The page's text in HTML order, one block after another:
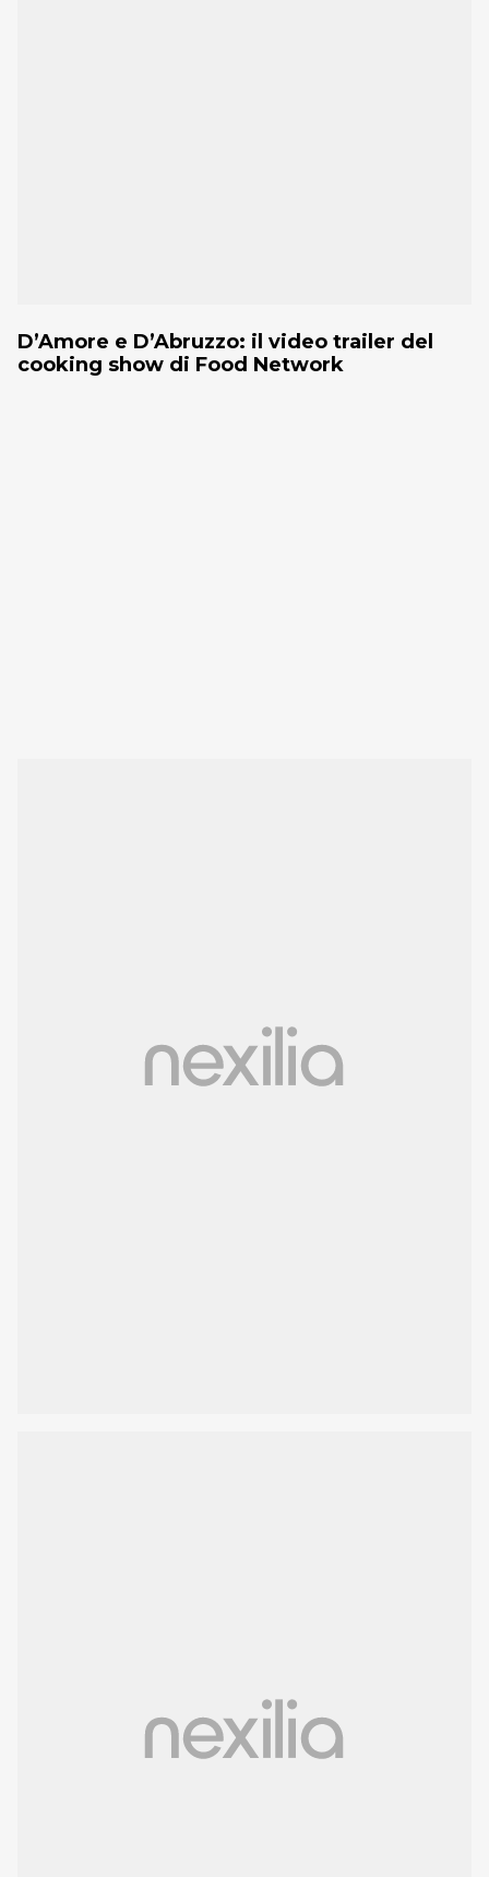
D’Amore e D’Abruzzo: il video trailer del
cooking show di Food Network